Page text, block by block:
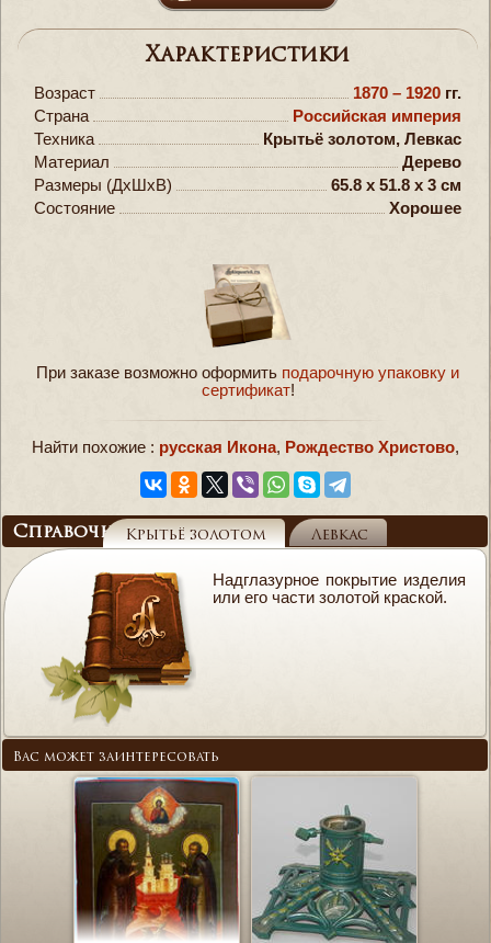
Характеристики
Возраст 1870 – 1920 гг.
Страна
Российская империя
Техника
Крытьё золотом, Левкас
Материал
Дерево
Размеры (ДxШxВ)
65.8 x 51.8 x 3 см
Состояние
Хорошее
При заказе возможно оформить подарочную упаковку и
сертификат!
Найти похожие : русская Икона, Рождество Христово,
СправочникКрытьё золотом Левкас
Надглазурное покрытие изделия
или его части золотой краской.
Вас может заинтересовать